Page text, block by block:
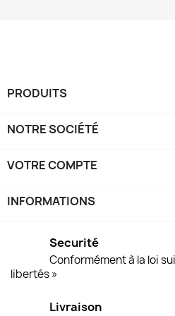
PRODUITS
NOTRE SOCIÉTÉ
VOTRE COMPTE
INFORMATIONS
Securité
Conformément à la loi
libertés »
Livraison